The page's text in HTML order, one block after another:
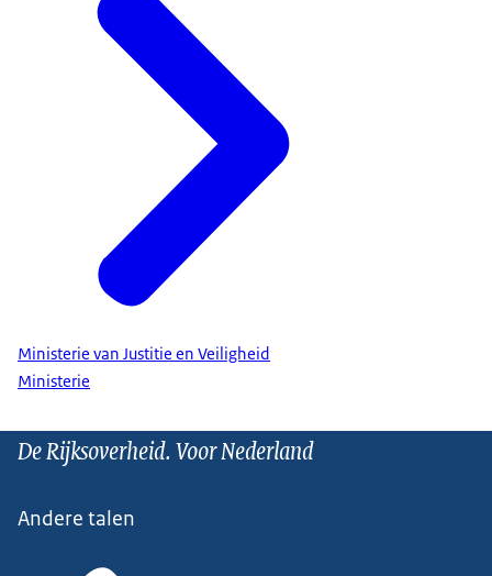
Ministerie van Justitie en Veiligheid
Ministerie
De Rijksoverheid. Voor Nederland
Andere talen